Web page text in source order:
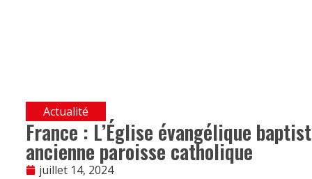
Actualité
France : L’Église évangélique
ancienne paroisse catholique
juillet 14, 2024